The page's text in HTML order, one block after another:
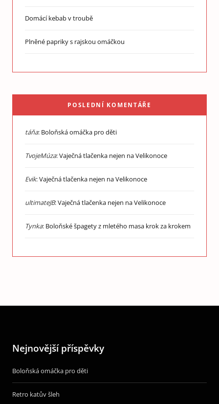
Domácí kebab v troubě
Plněné papriky s rajskou omáčkou
POSLEDNÍ KOMENTÁŘE
táňa: Boloňská omáčka pro děti
TvojeMúza:Vaječná tlačenka nejen na Velikonoce
Evik:Vaječná tlačenka nejen na Velikonoce
ultimateJB:Vaječná tlačenka nejen na Velikonoce
Tynka: Boloňské špagety z mletého masa krok za krokem
Nejnovější příspěvky
Boloňská omáčka pro děti
Retro katův šleh